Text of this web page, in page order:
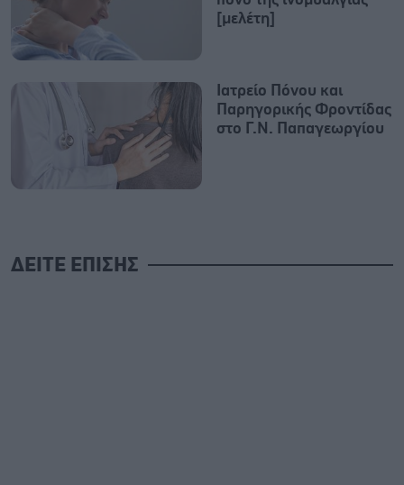
[μελέτη]
Ιατρείο Πόνου και
Παρηγορικής Φροντίδας
στο Γ.Ν. Παπαγεωργίου
ΔΕΙΤΕ ΕΠΙΣΗΣ